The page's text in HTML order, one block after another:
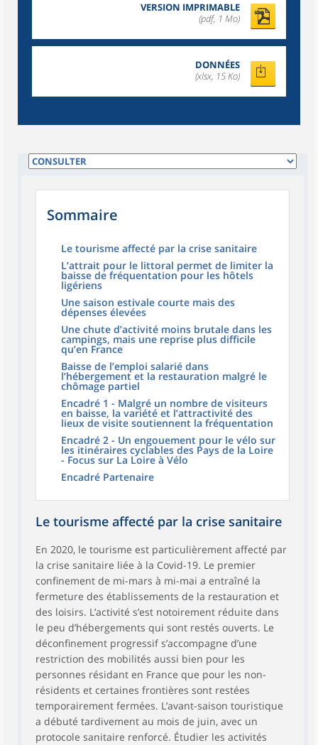
VERSION IMPRIMABLE
(pdf, 1 Mo)
DONNÉES
(xlsx, 15 Ko)
Sommaire
Le tourisme affecté par la crise sanitaire
L’attrait pour le littoral permet de limiter la
baisse de fréquentation pour les hôtels
ligériens
Une saison estivale courte mais des
dépenses élevées
Une chute d’activité moins brutale dans les
campings, mais une reprise plus difficile
qu’en France
Baisse de l’emploi salarié dans
l’hébergement et la restauration malgré le
chômage partiel
Encadré 1 - Malgré un nombre de visiteurs
en baisse, la variété et l’attractivité des
lieux de visite soutiennent la fréquentation
Encadré 2 - Un engouement pour le vélo sur
les itinéraires cyclables des Pays de la Loire
- Focus sur La Loire à Vélo
Encadré Partenaire
Le tourisme affecté par la crise sanitaire
En 2020, le tourisme est particulièrement affecté par
la crise sanitaire liée à la Covid-19. Le premier
confinement de mi-mars à mi-mai a entraîné la
fermeture des établissements de la restauration et
des loisirs. L’activité s’est notoirement réduite dans
le peu d’hébergements qui sont restés ouverts. Le
déconfinement progressif s’accompagne d’une
restriction des mobilités aussi bien pour les
personnes résidant en France que pour les non-
résidents et certaines frontières sont restées
temporairement fermées. L’avant-saison touristique
a débuté tardivement au mois de juin, avec un
protocole sanitaire renforcé. Étudier les activités